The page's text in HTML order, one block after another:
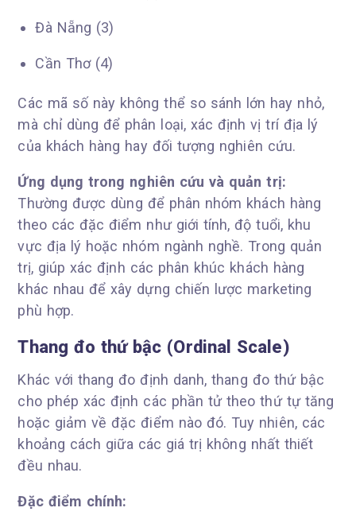
Đà Nẵng (3)
Cần Thơ (4)
Các mã số này không thể so sánh lớn hay nhỏ,
mà chỉ dùng để phân loại, xác định vị trí địa lý
của khách hàng hay đối tượng nghiên cứu.
Ứng dụng trong nghiên cứu và quản trị:
Thường được dùng để phân nhóm khách hàng
theo các đặc điểm như giới tính, độ tuổi, khu
vực địa lý hoặc nhóm ngành nghề. Trong quản
trị, giúp xác định các phân khúc khách hàng
khác nhau để xây dựng chiến lược marketing
phù hợp.
Thang đo thứ bậc (Ordinal Scale)
Khác với thang đo định danh, thang đo thứ bậc
cho phép xác định các phần tử theo thứ tự tăng
hoặc giảm về đặc điểm nào đó. Tuy nhiên, các
khoảng cách giữa các giá trị không nhất thiết
đều nhau.
Đặc điểm chính: